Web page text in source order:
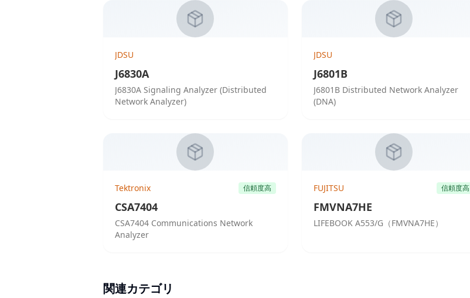
JDSU
J6830A
J6830A Signaling Analyzer (Distributed
Network Analyzer)
JDSU
J6801B
J6801B Distributed Network Analyzer
(DNA)
Tektronix 信頼度高
CSA7404
CSA7404 Communications Network
Analyzer
FUJITSU 信頼度高
FMVNA7HE
LIFEBOOK A553/G（FMVNA7HE）
関連カテゴリ